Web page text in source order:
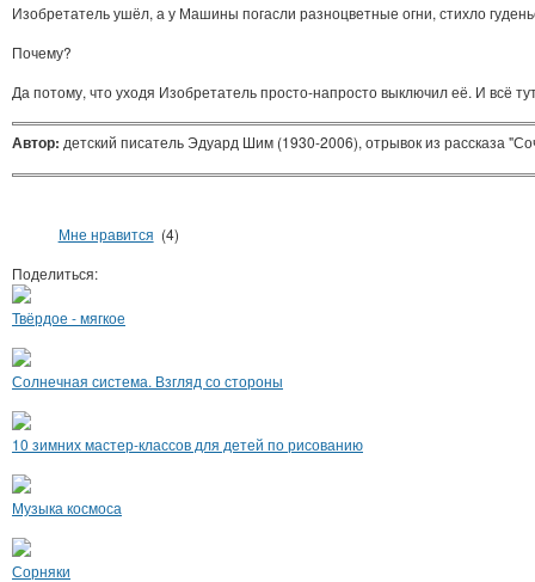
Изобретатель ушёл, а у Машины погасли разноцветные огни, стихло
Почему?
Да потому, что уходя Изобретатель просто-напросто выключил её. И всё
Автор: детский писатель Эдуард Шим (1930-2006), отрывок из рассказа
Мне нравится (4)
Поделиться:
Твёрдое - мягкое
Солнечная система. Взгляд со стороны
10 зимних мастер-классов для детей по рисованию
Музыка космоса
Сорняки